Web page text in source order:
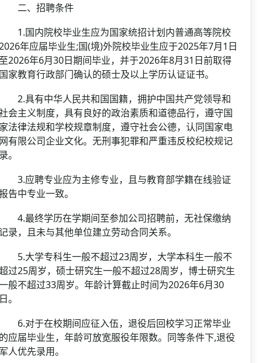
、招聘条件
国内院校毕业生应为国家统招计划内普通高等院校
年应届毕业生;国(境)外院校毕业生应于2025年7月1日
2026年6月30日期间毕业，并于2026年8月31日前取得
家教育行政部门确认的硕士及以上学历认证证书。
具有中华人民共和国国籍，拥护中国共产党领导和
会主义制度，具有良好的政治素质和道德品行，遵守国
法律法规和学校规章制度，遵守社会公德，认同国家电
有限公司企业文化。无刑事犯罪和严重违反校纪校规记
。
应聘专业应为主修专业，且与教育部学籍在线验证
告中专业一致。
最终学历在学期间至参加公司招聘前，无社保缴纳
录，且未与其他单位建立劳动合同关系。
大学专科生一般不超过23周岁，大学本科生一般不
过25周岁，硕士研究生一般不超过28周岁，博士研究生
般不超过33周岁。年龄计算截止时间为2026年6月30
。
对于在校期间应征入伍，退役后回校学习正常毕业
应届毕业生，年龄可放宽服役年限数。同等条件下,退役
人优先录用。